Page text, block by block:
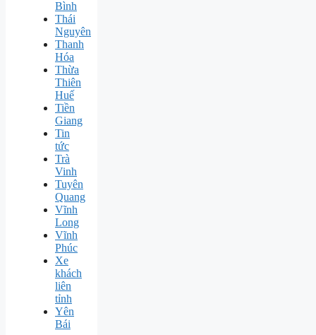
Bình
Thái
Nguyên
Thanh
Hóa
Thừa
Thiên
Huế
Tiền
Giang
Tin
tức
Trà
Vinh
Tuyên
Quang
Vĩnh
Long
Vĩnh
Phúc
Xe
khách
liên
tỉnh
Yên
Bái